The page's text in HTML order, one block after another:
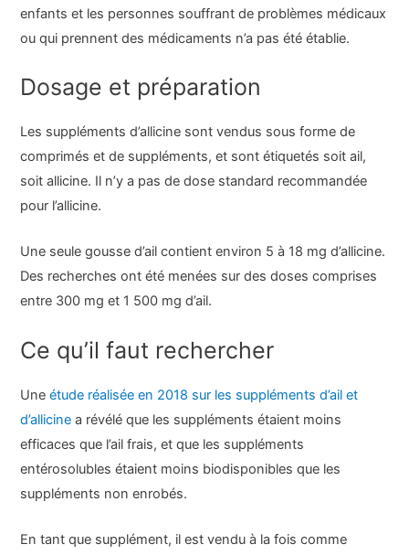
enfants et les personnes souffrant de problèmes médicaux
ou qui prennent des médicaments n’a pas été établie.
Dosage et préparation
Les suppléments d’allicine sont vendus sous forme de
comprimés et de suppléments, et sont étiquetés soit ail,
soit allicine. Il n’y a pas de dose standard recommandée
pour l’allicine.
Une seule gousse d’ail contient environ 5 à 18 mg d’allicine.
Des recherches ont été menées sur des doses comprises
entre 300 mg et 1 500 mg d’ail.
Ce qu’il faut rechercher
Uneétude réalisée en 2018 sur les suppléments d’ail et
d’allicine a révélé que les suppléments étaient moins
efficaces que l’ail frais, et que les suppléments
entérosolubles étaient moins biodisponibles que les
suppléments non enrobés.
En tant que supplément, il est vendu à la fois comme